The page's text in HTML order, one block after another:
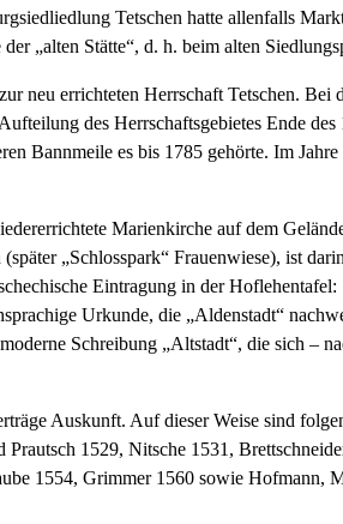
Tetschen hatte allenfalls
„alten Stätte“, d. h. beim alten
neu errichteten Herrschaft Tetschen. Bei
des Herrschaftsgebietes Ende
Bannmeile es bis 1785 gehörte. Im
Marienkirche auf dem
„Schlosspark“ Frauenwiese), ist
Eintragung in der
Urkunde, die „Aldenstadt“
Schreibung „Altstadt“, die sich –
Auskunft. Auf dieser Weise sind
1529, Nitsche 1531,
1554, Grimmer 1560 sowie Hofmann,